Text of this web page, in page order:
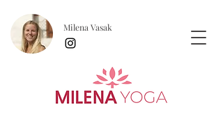
Milena Vasak